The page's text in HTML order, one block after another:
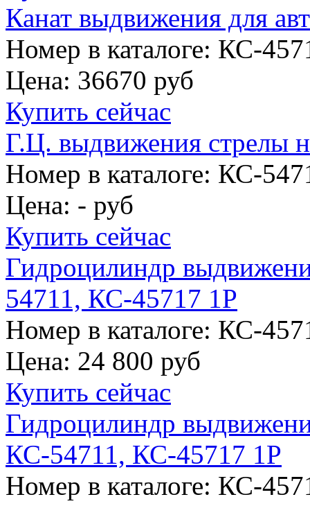
Канат выдвижения для
Номер в каталоге: КС-
Цена: 36670 руб
Купить сейчас
Г.Ц. выдвижения стрелы
Номер в каталоге: КС-
Цена: - руб
Купить сейчас
Гидроцилиндр
54711, КС-45717 1Р
Номер в каталоге: КС-
Цена: 24 800 руб
Купить сейчас
Гидроцилиндр
КС-54711, КС-45717 1Р
Номер в каталоге: КС-